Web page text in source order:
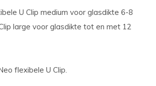
U Clip medium voor glasdikte 6-8
large voor glasdikte tot en met 12
flexibele U Clip.